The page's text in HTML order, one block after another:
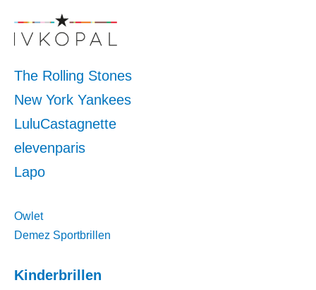
The Rolling Stones
New York Yankees
LuluCastagnette
elevenparis
Lapo
Owlet
Demez Sportbrillen
Kinderbrillen